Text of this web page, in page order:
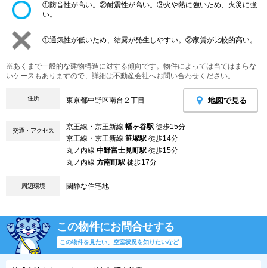
①防音性が高い。②耐震性が高い。③火や熱に強いため、火災に強
い。
①通気性が低いため、結露が発生しやすい。②家賃が比較的高い。
※あくまで一般的な建物構造に対する傾向です。物件によっては当てはまらな
いケースもありますので、詳細は不動産会社へお問い合わせください。
住所 東京都中野区南台２丁目 地図で見る
交通・アクセス 京王線・京王新線 幡ヶ谷駅 徒歩15分
京王線・京王新線 笹塚駅 徒歩14分
丸ノ内線 中野富士見町駅 徒歩15分
丸ノ内線 方南町駅 徒歩17分
周辺環境 閑静な住宅地
この物件にお問合せする
この物件を見たい、空室状況を知りたいなど